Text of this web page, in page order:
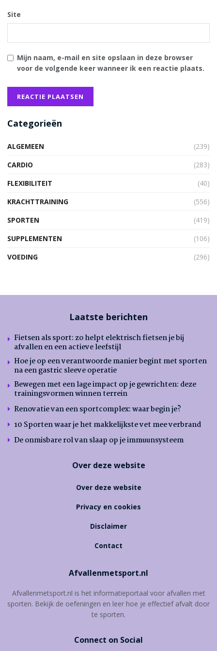
Site
Mijn naam, e-mail en site opslaan in deze browser
voor de volgende keer wanneer ik een reactie plaats.
Categorieën
ALGEMEEN
(239)
CARDIO
(283)
FLEXIBILITEIT
(40)
KRACHTTRAINING
(556)
SPORTEN
(419)
SUPPLEMENTEN
(106)
VOEDING
(296)
Laatste berichten
Fietsen als sport: zo helpt elektrisch fietsen je bij
afvallen en een actieve leefstijl
Hoe je op een verantwoorde manier begint met sporten
na een gastric sleeve operatie
Bewegen met een lage impact op je gewrichten: deze
trainingsvormen winnen terrein
Renovatie van een sportcomplex: waar begin je?
10 Sporten waar je het makkelijkste vet mee verbrand
De onmisbare rol van slaap op je immuunsysteem
Over deze website
Over deze website
Privacy en cookies
Disclaimer
Contact
Afvallenmetsport.nl
Afvallenmetsport.nl is het informatieportaal voor afvallen met
sporten. Bekijk de oefeningen en leer hoe je effectief afvalt door
te sporten.
Connect on Social